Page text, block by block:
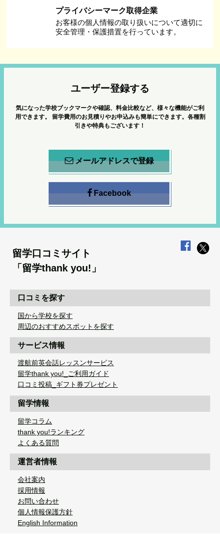
プライバシーマーク取得企業
お客様の個人情報の取り扱いについて適切に
安全管理・保護措置を行っています。
ユーザー登録する
気になった学校ブックマークや確認、料金比較など、様々な機能がご利
用できます。
留学費用のお見積りやお申込みも簡単にできます。各種割
引きや特典もございます！
メールアドレスで登録
Facebook
留学口コミサイト
「留学thank you!」
口コミを探す
国から学校を探す
周辺のおすすめスポットを探す
サービス情報
渡航前英会話レッスンサービス
留学thank you!_ご利用ガイド
口コミ投稿_ギフト券プレゼント
留学情報
留学コラム
thank you!ランキング
よくある質問
運営者情報
会社案内
採用情報
お問い合わせ
個人情報保護方針
English Information